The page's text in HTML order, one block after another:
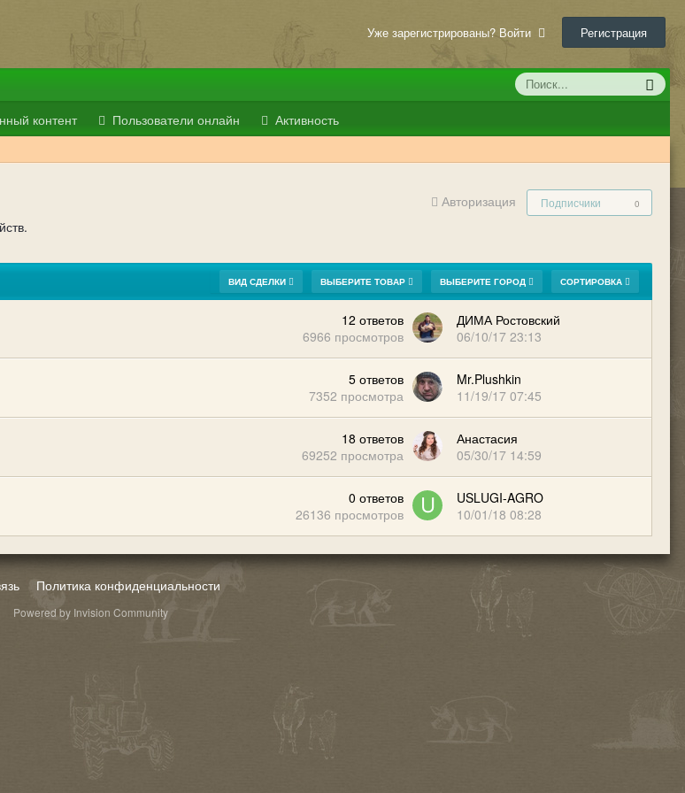
Уже зарегистрированы? Войти Регистрация
контент Пользователи онлайн Активность
Авторизация Подписчики 0
СОРТИРОВКА
ВЫБЕРИТЕ ГОРОД
ВЫБЕРИТЕ ТОВАР
ВИД СДЕЛКИ
12 ответов
6966 просмотров
ДИМА Ростовский
06/10/17 23:13
5 ответов
7352 просмотра
Mr.Plushkin
11/19/17 07:45
18 ответов
69252 просмотра
Анастасия
05/30/17 14:59
0 ответов
26136 просмотров
USLUGI-AGRO
10/01/18 08:28
Политика конфиденциальности
Powered by Invision Community